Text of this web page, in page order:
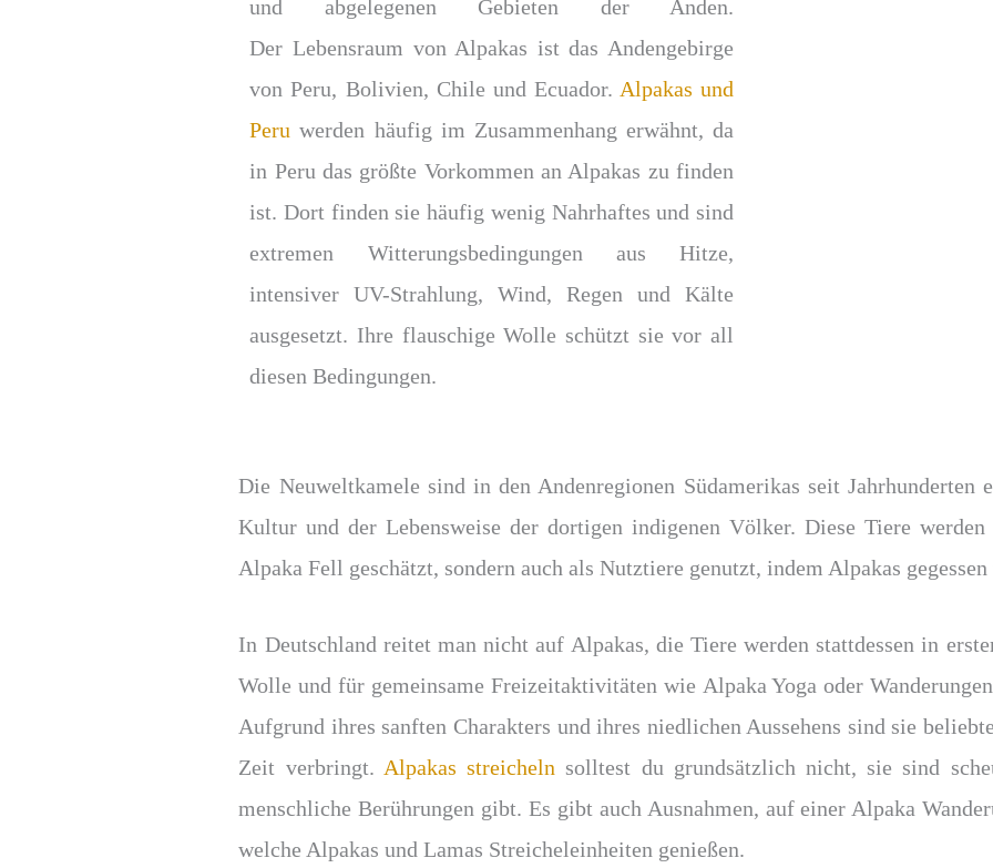
und abgelegenen Gebieten der Anden.
Der Lebensraum von Alpakas ist das Andengebirge
von Peru, Bolivien, Chile und Ecuador. Alpakas und
Peru werden häufig im Zusammenhang erwähnt, da
in Peru das größte Vorkommen an Alpakas zu finden
ist. Dort finden sie häufig wenig Nahrhaftes und sind
extremen Witterungsbedingungen aus Hitze,
intensiver UV-Strahlung, Wind, Regen und Kälte
ausgesetzt. Ihre flauschige Wolle schützt sie vor all
diesen Bedingungen.
Die Neuweltkamele sind in den Andenregionen Südamerikas seit
Kultur und der Lebensweise der dortigen indigenen Völker. Diese Tiere
Alpaka Fell geschätzt, sondern auch als Nutztiere genutzt, indem Alpakas gegessen
In Deutschland reitet man nicht auf Alpakas, die Tiere werden stattdessen in
Wolle und für gemeinsame Freizeitaktivitäten wie Alpaka Yoga oder
Aufgrund ihres sanften Charakters und ihres niedlichen Aussehens sind sie
Zeit verbringt. Alpakas streicheln solltest du grundsätzlich nicht, sie sind
menschliche Berührungen gibt. Es gibt auch Ausnahmen, auf einer Alpaka
welche Alpakas und Lamas Streicheleinheiten genießen.